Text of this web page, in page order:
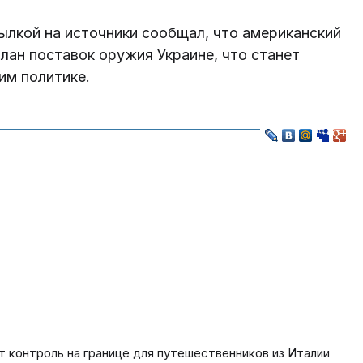
на источники сообщал, что американский
поставок оружия Украине, что станет
политике.
контроль на границе для путешественников из Италии